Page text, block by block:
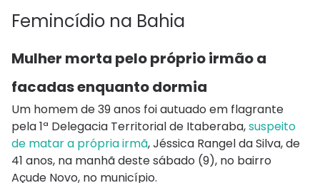
Femincídio na Bahia
Mulher morta pelo próprio irmão a
facadas enquanto dormia
Um homem de 39 anos foi autuado em flagrante
pela 1ª Delegacia Territorial de Itaberaba,suspeito
de matar a própria irmã, Jéssica Rangel da Silva, de
41 anos, na manhã deste sábado (9), no bairro
Açude Novo, no município.